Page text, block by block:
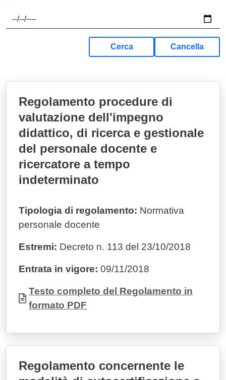
Cerca Cancella
Regolamento procedure di
valutazione dell'impegno
didattico, di ricerca e gestionale
del personale docente e
ricercatore a tempo
indeterminato
Tipologia di regolamento: Normativa
personale docente
Estremi: Decreto n. 113 del 23/10/2018
Entrata in vigore: 09/11/2018
Documento
Testo completo del Regolamento in
formato PDF
Regolamento concernente le